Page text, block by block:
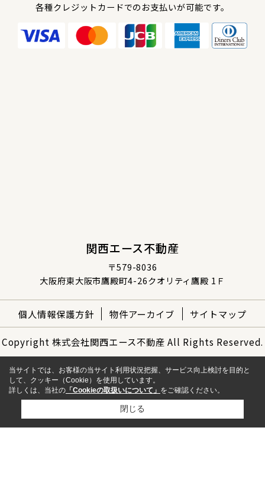
各種クレジットカードでのお支払いが可能です。
関西エース不動産
〒579-8036
大阪府東大阪市鷹殿町4-26クオリティ鷹殿 1Ｆ
個人情報保護方針 物件アーカイブ サイトマップ
Copyright 株式会社関西エース不動産 All Rights Reserved.
当サイトでは、お客様の当サイト利用状況把握、サービス向上検討を目的と
して、クッキー（Cookie）を使用しています。
詳しくは、当社の 「Cookieの取扱いについて」 をご確認ください。
閉じる